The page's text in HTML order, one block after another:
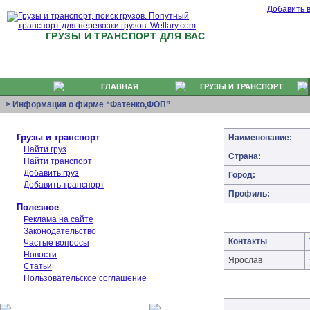
ГРУЗЫ И ТРАНСПОРТ ДЛЯ ВАС
Добавить
ГЛАВНАЯ ГРУЗЫ И ТРАНСПОРТ
> Информация о фирме “Фатенко,ФОП”
Грузы и транспорт
Найти груз
Найти транспорт
Добавить груз
Добавить транспорт
Полезное
Реклама на сайте
Законодательство
Частые вопросы
Новости
Статьи
Пользовательское соглашение
Наименование:
Страна:
Город:
Профиль:
Контакты
Ярослав